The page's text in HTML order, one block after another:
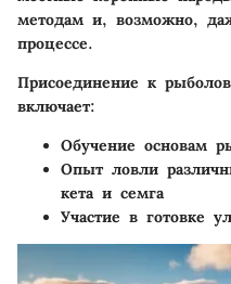
методам и, возможно,
процессе.
Присоединение к
включает:
Обучение основам
Опыт ловли
кета и семга
Участие в готовке